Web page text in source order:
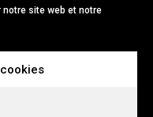
site web et notre